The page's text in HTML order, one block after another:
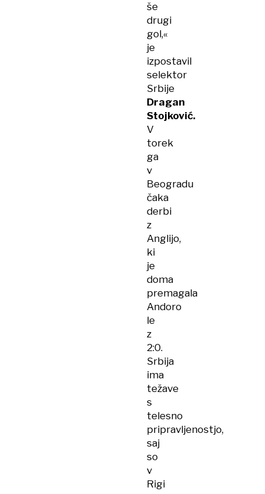
še
drugi
gol,«
je
izpostavil
selektor
Srbije
Dragan
Stojković.
V
torek
ga
v
Beogradu
čaka
derbi
z
Anglijo,
ki
je
doma
premagala
Andoro
le
z
2:0.
Srbija
ima
težave
s
telesno
pripravljenostjo,
saj
so
v
Rigi